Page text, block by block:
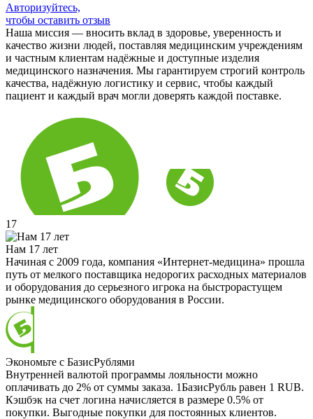
Авторизуйтесь,
чтобы оставить отзыв
Наша миссия — вносить вклад в здоровье, уверенность и
качество жизни людей, поставляя медицинским учреждениям
и частным клиентам надёжные и доступные изделия
медицинского назначения. Мы гарантируем строгий контроль
качества, надёжную логистику и сервис, чтобы каждый
пациент и каждый врач могли доверять каждой поставке.
17
Нам 17 лет
Начиная с 2009 года, компания «Интернет-медицина» прошла
путь от мелкого поставщика недорогих расходных материалов
и оборудования до серьезного игрока на быстрорастущем
рынке медицинского оборудования в России.
Экономьте с БазисРублями
Внутренней валютой программы лояльности можно
оплачивать до 2% от суммы заказа. 1БазисРубль равен 1 RUB.
Кэшбэк на счет логина начисляется в размере 0.5% от
покупки. Выгодные покупки для постоянных клиентов.